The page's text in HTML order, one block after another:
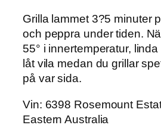
Grilla lammet 3?5 minuter
och peppra under tiden.
55° i innertemperatur,
låt vila medan du grillar
på var sida.
Vin: 6398 Rosemount
Eastern Australia